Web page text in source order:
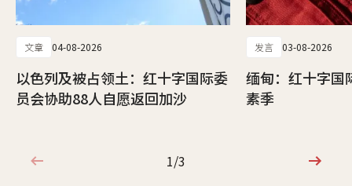
文章 04-08-2026
以色列及被占领土：红十字国际委
员会协助88人自愿返回加沙
发言 03-08-2026
缅甸：红十字国
素季
1/3
1/3